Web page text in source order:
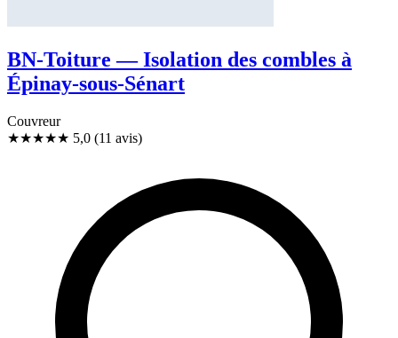
BN-Toiture — Isolation des combles à
Épinay-sous-Sénart
Couvreur
★★★★★ 5,0 (11 avis)